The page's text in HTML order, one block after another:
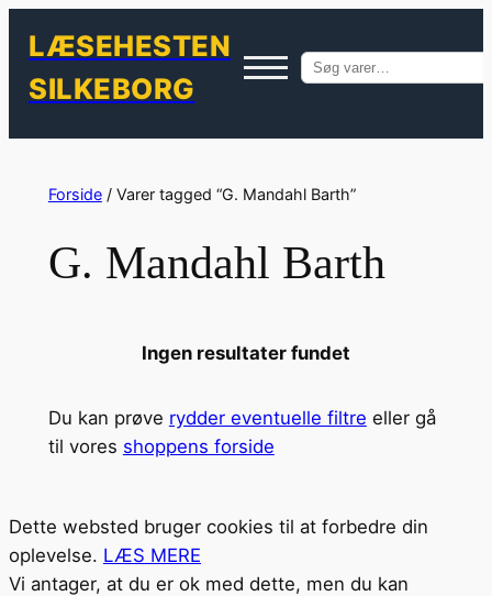
LÆSEHESTEN
SILKEBORG
Søg
indhold
Forside/ Varer tagged “G. Mandahl Barth”
G. Mandahl Barth
Ingen resultater fundet
Du kan prøve rydder eventuelle filtre eller gå
til vores shoppens forside
Dette websted bruger cookies til at forbedre din
oplevelse. LÆS MERE
Vi antager, at du er ok med dette, men du kan